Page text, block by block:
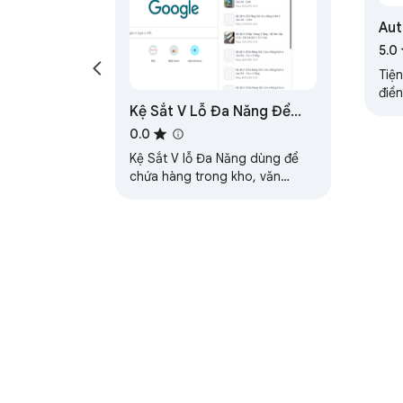
Kệ Sắt V Lỗ Đa Năng Để
Hàng 50-200kg/Tầng Giá
Tốt BH 6 Năm - AKH VIỆT
NAM
0.0
Kệ Sắt V lỗ Đa Năng dùng để
chứa hàng trong kho, văn
sát
5.0